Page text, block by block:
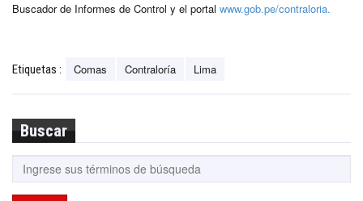
Buscador de Informes de Control y el portal www.gob.pe/contraloria.
Etiquetas : Comas Contraloría Lima
Buscar